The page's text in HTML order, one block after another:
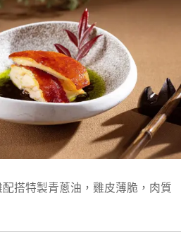
搭特製青蔥油，雞皮薄脆，肉質